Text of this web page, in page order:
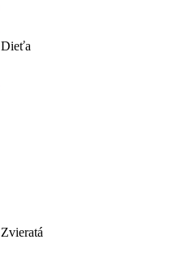
Dieťa
Zvieratá